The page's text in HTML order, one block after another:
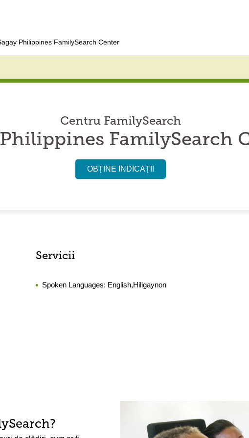
Philippines FamilySearch Center
Centru FamilySearch
Philippines FamilySearch
OBȚINE INDICAȚII
Servicii
Spoken Languages: English,Hiligaynon